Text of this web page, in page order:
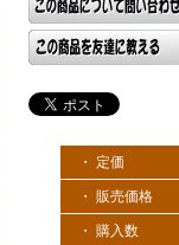
・ 定価
・ 販売価格
・ 購入数